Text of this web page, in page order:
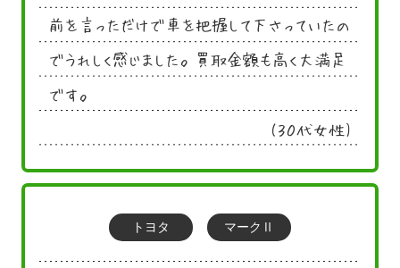
前を言っただけで車を把握して下さっていたの
でうれしく感じました。買取金額も高く大満足
です。
(３０代女性)
トヨタ マークⅡ